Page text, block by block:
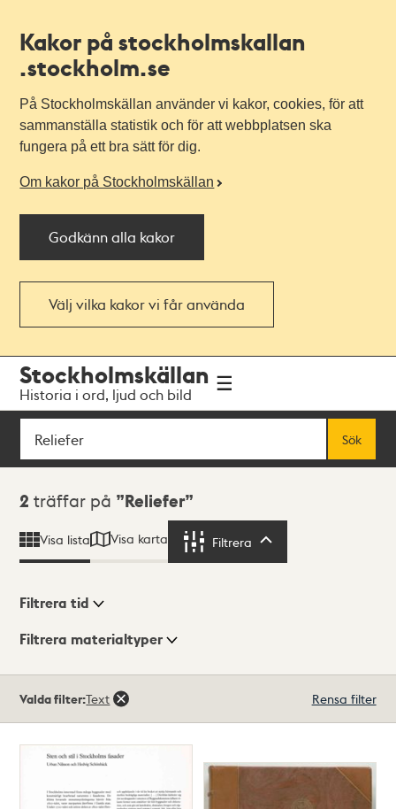
Kakor på stockholmskallan
.stockholm.se
På Stockholmskällan använder vi kakor, cookies, för att
sammanställa statistik och för att webbplatsen ska
fungera på ett bra sätt för dig.
Om kakor på Stockholmskällan
Godkänn alla kakor
Välj vilka kakor vi får använda
navigationen
huvudinnehållet
Stockholmskällan
Historia i ord, ljud och bild
Sök
Sök
Sökresultat
2 träffar på Reliefer
Visa lista Visa karta Filtrera
Visningsläge
Filtrera tid
Filtrera materialtyper
träffar
Valda filter:Text Rensa filter